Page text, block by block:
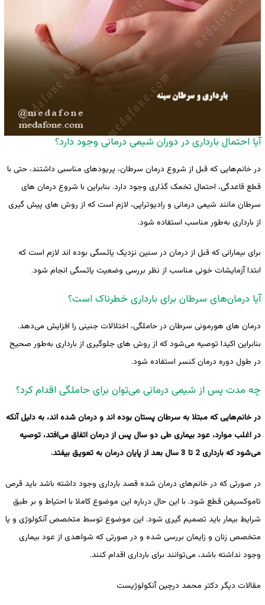
آیا احتمال بارداری در دوران شیمی درمانی وجود دارد؟
در خانم‌هایی که قبل از شروع درمان سرطان، پریودهای مناسبی داشتند، حتی با
قطع قاعدگی، احتمال تخمک گذاری وجود دارد. بنابراین با شروع درمان های
سرطان مانند شیمی درمانی و رادیوتراپی، لازم است که از روش های پیش گیری
از بارداری به‌طور مناسب استفاده شود.
برای بیمارانی که قبل از درمان در سنین نزدیک یائسگی بوده اند لازم است که
ابتدا آزمایشات خونی مناسب از نظر بررسی وضعیت یائسگی انجام شود.
آیا درمان‌های سرطان برای بارداری خطرناک است؟
درمان های هورمونی سرطان در حاملگی، اختلالات جنینی را افزایش می‌دهد.
بنابراین اکیدا توصیه می‌شود که از روش های جلوگیری از بارداری به‌طور صحیح
در طول دوره درمان کنسر استفاده شود.
چه مدت پس از شیمی درمانی می‌توان برای حاملگی اقدام کرد؟
در خانم‌هایی که مبتلا به سرطان پستان بوده اند و درمان شده اند، به دلیل آنکه
در اغلب موارد، عود بیماری طی دو سال پس از درمان اتفاق می‌افتد، توصیه
می‌شود که بارداری 2 تا 3 سال بعد از پایان درمان به تعویق بیفتد.
در صورتی که در خانم‌های درمان شده قصد بارداری وجود داشته باشد باید قرص
تاموکسیفن قطع شود. با این حال درباره این موضوع کاملا با احتیاط و بر طبق
شرایط بیمار باید تصمیم گیری شود. این موضوع توسط متخصص آنکولوژی و یا
متخصص زنان و زایمان بررسی شده و در صورتی که شواهدی از عود بیماری
وجود نداشته باشد، می‌توانند برای بارداری اقدام کنند.
مقالات دیگر دکتر محمد درچین آنکولوژیست